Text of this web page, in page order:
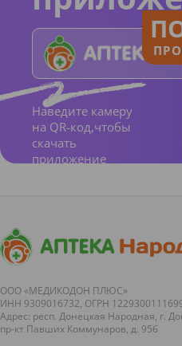
Наведите камеру
на QR-код,чтобы
скачать
приложение
ООО «МЕДИКОДОН ПЛЮС»
ИНН 9309016732, ОГРН
Адрес: респ. Донецкая Народная, г.
пр-кт Павших Коммунаров, д. 95б